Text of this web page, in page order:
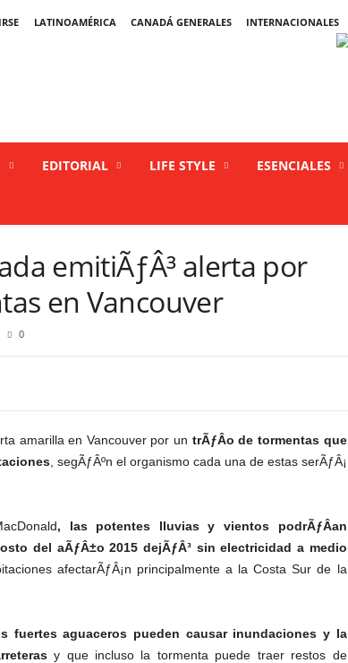
LATINOAMÉRICA CANADÁ GENERALES
INTERNACIONALES
EDITORIAL LIFE STYLE ESENCIALES
emitiÃƒÂ³ alerta por
en Vancouver
0
amarilla en Vancouver por un trÃƒÂ­o de tormentas que
, segÃƒÂºn el organismo cada una de estas serÃƒÂ¡
, las potentes lluvias y vientos podrÃƒÂ­an
del aÃƒÂ±o 2015 dejÃƒÂ³ sin electricidad a medio
afectarÃƒÂ¡n principalmente a la Costa Sur de la
fuertes aguaceros pueden causar inundaciones y la
y que incluso la tormenta puede traer restos de